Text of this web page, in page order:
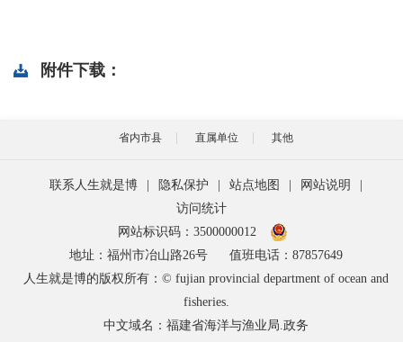
附件下载：
省内市县 直属单位 其他
联系人生就是博 | 隐私保护 | 站点地图 | 网站说明
|
访问统计
网站标识码：3500000012
地址：福州市冶山路26号
值班电话：87857649
人生就是博的版权所有：© fujian provincial department of ocean and
fisheries.
中文域名：福建省海洋与渔业局.政务